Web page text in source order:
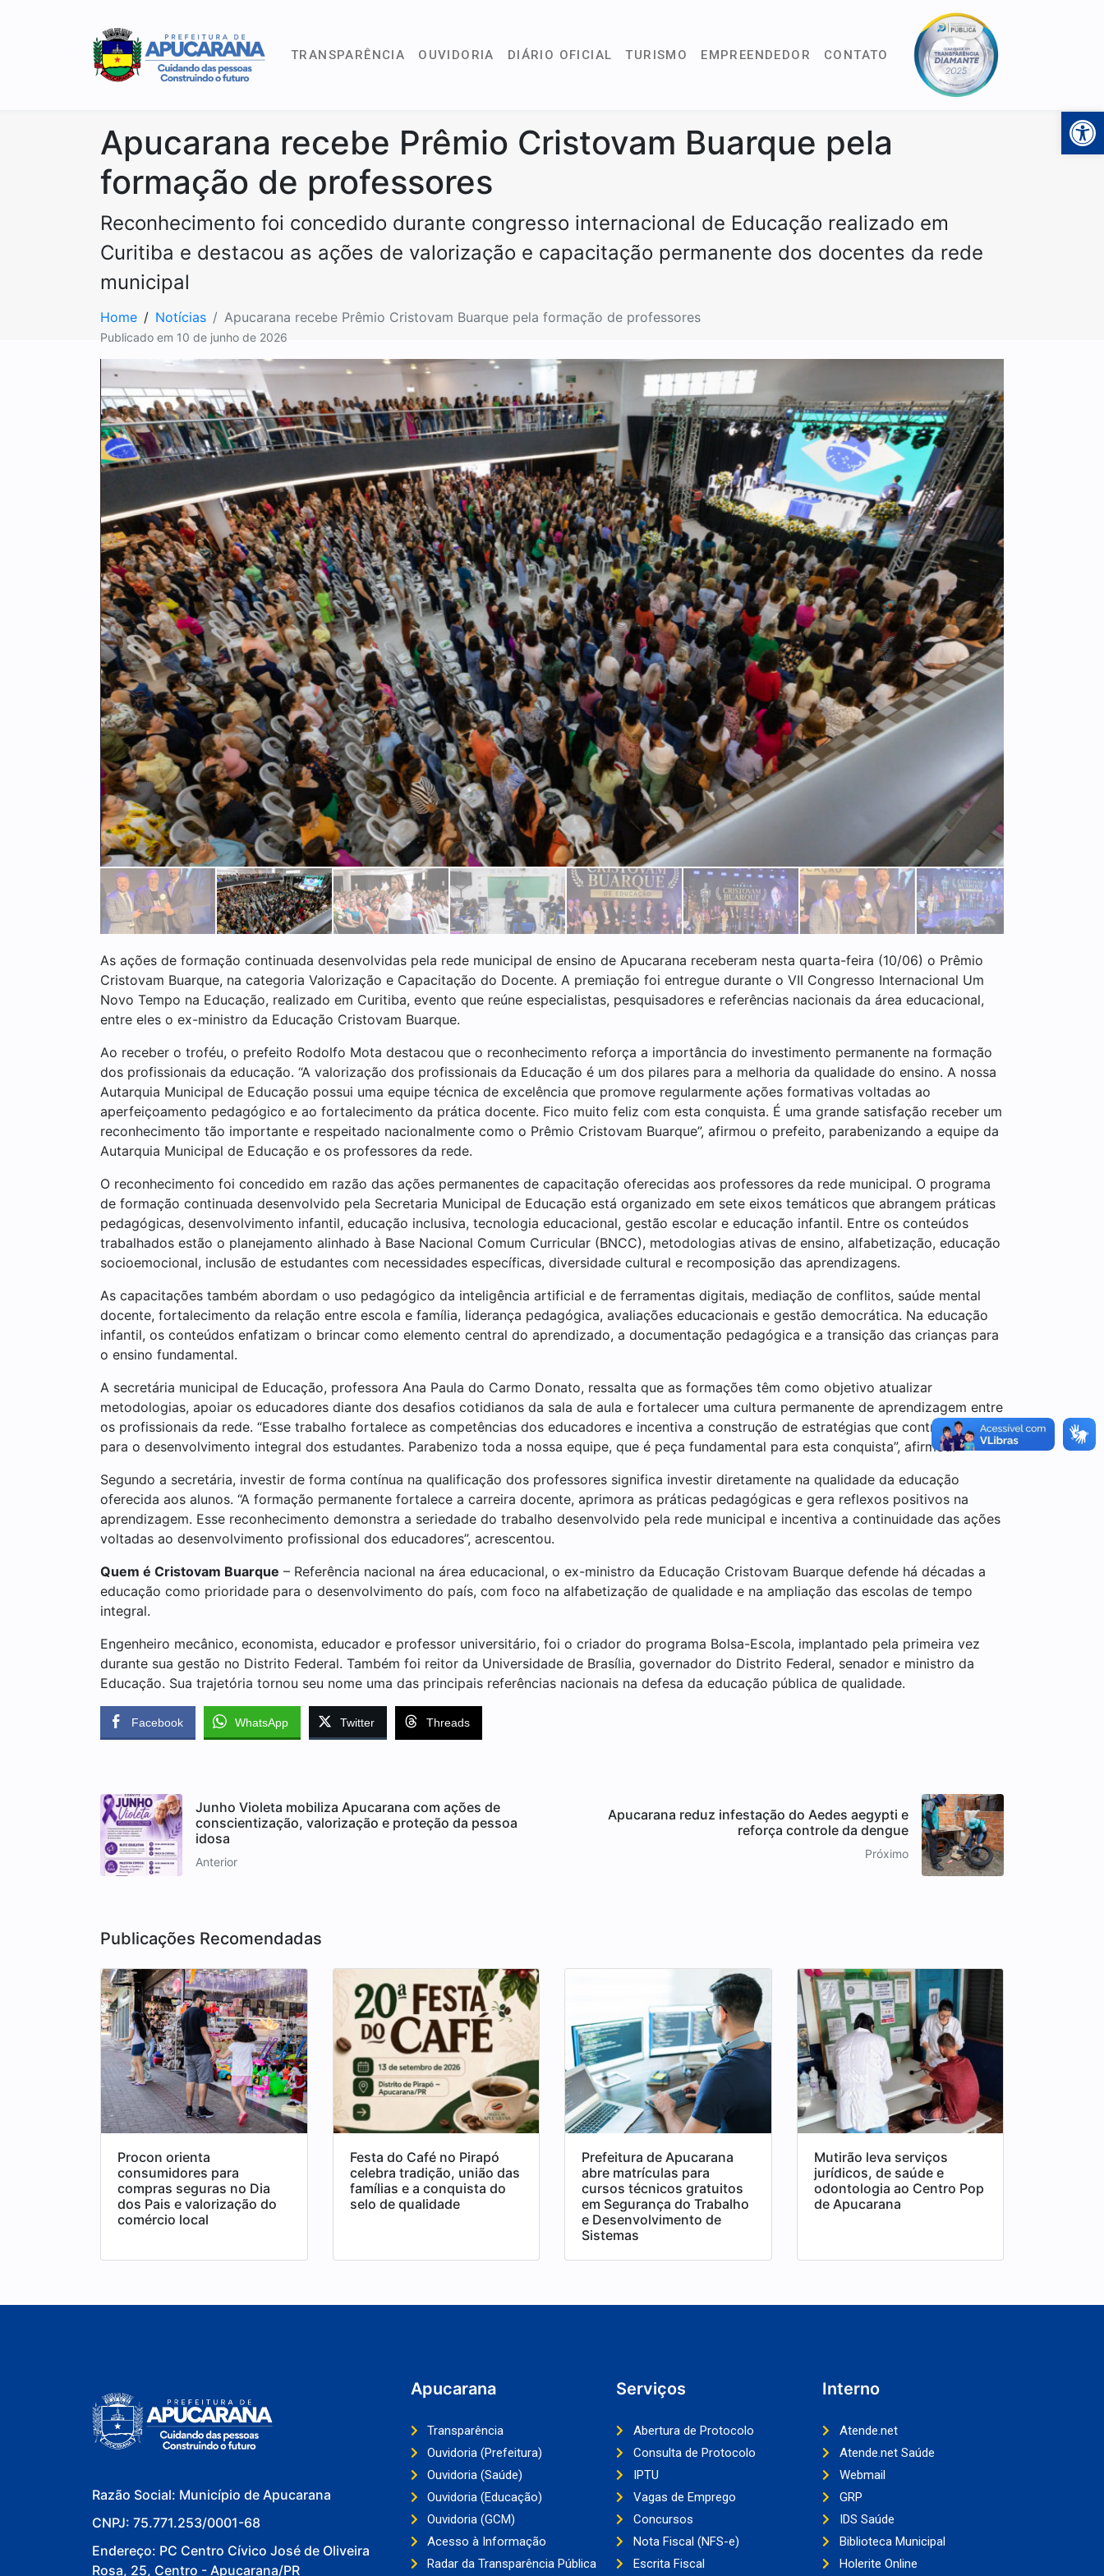
TRANSPARÊNCIA OUVIDORIA DIÁRIO OFICIAL TURISMO EMPREENDEDOR CONTATO
Apucarana recebe Prêmio Cristovam Buarque pela
formação de professores
Reconhecimento foi concedido durante congresso internacional de Educação realizado em
Curitiba e destacou as ações de valorização e capacitação permanente dos docentes da rede
municipal
Home Notícias Apucarana recebe Prêmio Cristovam Buarque pela formação de professores
Publicado em 10 de junho de 2026
As ações de formação continuada desenvolvidas pela rede municipal de ensino de Apucarana receberam nesta quarta-feira (10/06) o Prêmio
Cristovam Buarque, na categoria Valorização e Capacitação do Docente. A premiação foi entregue durante o VII Congresso Internacional Um
Novo Tempo na Educação, realizado em Curitiba, evento que reúne especialistas, pesquisadores e referências nacionais da área educacional,
entre eles o ex-ministro da Educação Cristovam Buarque.
Ao receber o troféu, o prefeito Rodolfo Mota destacou que o reconhecimento reforça a importância do investimento permanente na formação
dos profissionais da educação. “A valorização dos profissionais da Educação é um dos pilares para a melhoria da qualidade do ensino. A nossa
Autarquia Municipal de Educação possui uma equipe técnica de excelência que promove regularmente ações formativas voltadas ao
aperfeiçoamento pedagógico e ao fortalecimento da prática docente. Fico muito feliz com esta conquista. É uma grande satisfação receber um
reconhecimento tão importante e respeitado nacionalmente como o Prêmio Cristovam Buarque”, afirmou o prefeito, parabenizando a equipe da
Autarquia Municipal de Educação e os professores da rede.
O reconhecimento foi concedido em razão das ações permanentes de capacitação oferecidas aos professores da rede municipal. O programa
de formação continuada desenvolvido pela Secretaria Municipal de Educação está organizado em sete eixos temáticos que abrangem práticas
pedagógicas, desenvolvimento infantil, educação inclusiva, tecnologia educacional, gestão escolar e educação infantil. Entre os conteúdos
trabalhados estão o planejamento alinhado à Base Nacional Comum Curricular (BNCC), metodologias ativas de ensino, alfabetização, educação
socioemocional, inclusão de estudantes com necessidades específicas, diversidade cultural e recomposição das aprendizagens.
As capacitações também abordam o uso pedagógico da inteligência artificial e de ferramentas digitais, mediação de conflitos, saúde mental
docente, fortalecimento da relação entre escola e família, liderança pedagógica, avaliações educacionais e gestão democrática. Na educação
infantil, os conteúdos enfatizam o brincar como elemento central do aprendizado, a documentação pedagógica e a transição das crianças para
o ensino fundamental.
A secretária municipal de Educação, professora Ana Paula do Carmo Donato, ressalta que as formações têm como objetivo atualizar
metodologias, apoiar os educadores diante dos desafios cotidianos da sala de aula e fortalecer uma cultura permanente de aprendizagem entre
os profissionais da rede. “Esse trabalho fortalece as competências dos educadores e incentiva a construção de estratégias que contribuem
para o desenvolvimento integral dos estudantes. Parabenizo toda a nossa equipe, que é peça fundamental para esta conquista”, afirmou.
Segundo a secretária, investir de forma contínua na qualificação dos professores significa investir diretamente na qualidade da educação
oferecida aos alunos. “A formação permanente fortalece a carreira docente, aprimora as práticas pedagógicas e gera reflexos positivos na
aprendizagem. Esse reconhecimento demonstra a seriedade do trabalho desenvolvido pela rede municipal e incentiva a continuidade das ações
voltadas ao desenvolvimento profissional dos educadores”, acrescentou.
Quem é Cristovam Buarque – Referência nacional na área educacional, o ex-ministro da Educação Cristovam Buarque defende há décadas a
educação como prioridade para o desenvolvimento do país, com foco na alfabetização de qualidade e na ampliação das escolas de tempo
integral.
Engenheiro mecânico, economista, educador e professor universitário, foi o criador do programa Bolsa-Escola, implantado pela primeira vez
durante sua gestão no Distrito Federal. Também foi reitor da Universidade de Brasília, governador do Distrito Federal, senador e ministro da
Educação. Sua trajetória tornou seu nome uma das principais referências nacionais na defesa da educação pública de qualidade.
Facebook WhatsApp Twitter Threads
Junho Violeta mobiliza Apucarana com ações de
conscientização, valorização e proteção da pessoa
idosa
Anterior
Apucarana reduz infestação do Aedes aegypti e
reforça controle da dengue
Próximo
Publicações Recomendadas
Procon orienta
consumidores para
compras seguras no Dia
dos Pais e valorização do
comércio local
Festa do Café no Pirapó
celebra tradição, união das
famílias e a conquista do
selo de qualidade
Prefeitura de Apucarana
abre matrículas para
cursos técnicos gratuitos
em Segurança do Trabalho
e Desenvolvimento de
Sistemas
Mutirão leva serviços
jurídicos, de saúde e
odontologia ao Centro Pop
de Apucarana
Razão Social: Município de Apucarana
CNPJ: 75.771.253/0001-68
Endereço: PC Centro Cívico José de Oliveira
Rosa, 25, Centro - Apucarana/PR
Apucarana
Transparência
Ouvidoria (Prefeitura)
Ouvidoria (Saúde)
Ouvidoria (Educação)
Ouvidoria (GCM)
Acesso à Informação
Radar da Transparência Pública
Serviços
Abertura de Protocolo
Consulta de Protocolo
IPTU
Vagas de Emprego
Concursos
Nota Fiscal (NFS-e)
Escrita Fiscal
Interno
Atende.net
Atende.net Saúde
Webmail
GRP
IDS Saúde
Biblioteca Municipal
Holerite Online